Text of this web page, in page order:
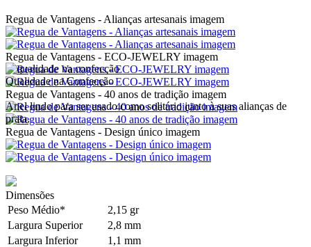
Regua de Vantagens - Alianças artesanais imagem
Regua de Vantagens - ECO-JEWELRY imagem
Regua de Vantagens - 40 anos de tradição imagem
Regua de Vantagens - Design único imagem
Qualidade na Confecção
Anel lindo para ser usado como solitário junto à suas alianças de
prata.
Dimensões
Peso Médio*
2,15 gr
Largura Superior
2,8 mm
Largura Inferior
1,1 mm